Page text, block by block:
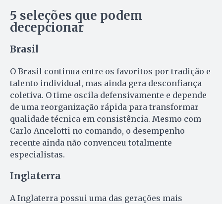
5 seleções que podem
decepcionar
Brasil
O Brasil continua entre os favoritos por tradição e
talento individual, mas ainda gera desconfiança
coletiva. O time oscila defensivamente e depende
de uma reorganização rápida para transformar
qualidade técnica em consistência. Mesmo com
Carlo Ancelotti no comando, o desempenho
recente ainda não convenceu totalmente
especialistas.
Inglaterra
A Inglaterra possui uma das gerações mais